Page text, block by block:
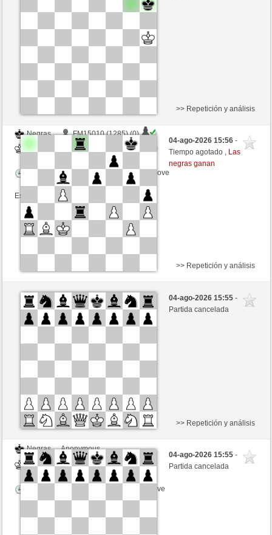
Negras
FM15010 (1285) (0)
Blancas
schacho2 (1279) (0)
Tiempo: 10 minutes/side + 8 seconds/move
Esta partida es por puntos
>> Repetición y análisis
04-ago-2026 15:56-
Tiempo agotado , Las
negras ganan
Negras
Truechemist70 (1537) (+6)
Blancas
schacho2 (1285) (-6)
>> Repetición y análisis
04-ago-2026 15:55-
Partida cancelada
Negras
Anonymous
Blancas
schacho2 (1285)
Tiempo: 5 minutes/side + 8 seconds/move
>> Repetición y análisis
04-ago-2026 15:55-
Partida cancelada